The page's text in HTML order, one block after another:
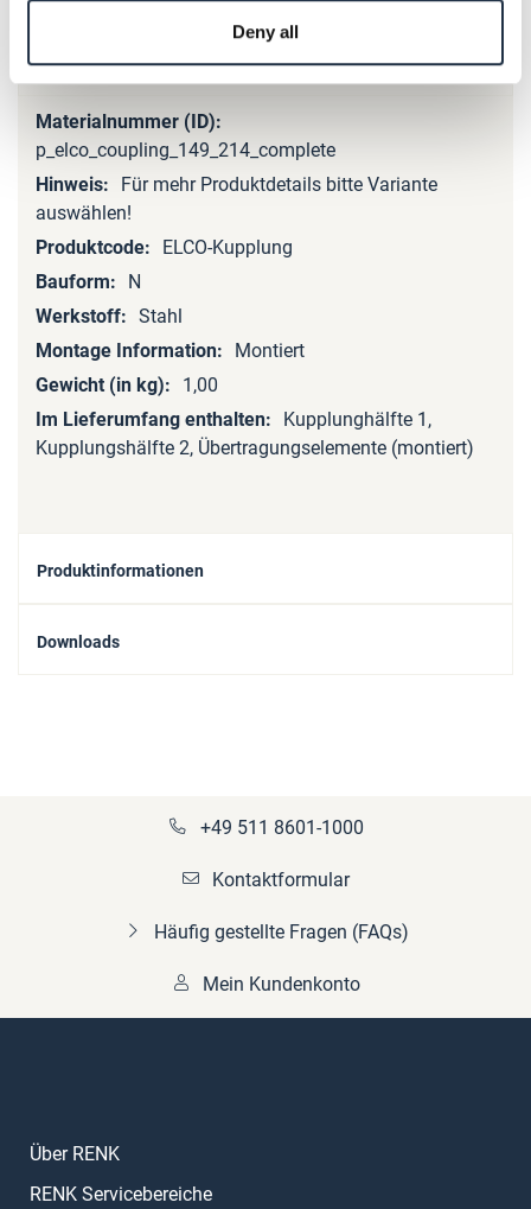
Deny all
Produktdetails
Mehr
Informationen
p_elco_coupling_149_214_complete
Für mehr Produktdetails bitte Variante
auswählen!
ELCO-Kupplung
N
Stahl
Montiert
1,00
Kupplunghälfte 1,
Kupplungshälfte 2, Übertragungselemente (montiert)
Produktinformationen
Downloads
+49 511 8601-1000
Kontaktformular
Häufig gestellte Fragen (FAQs)
Mein Kundenkonto
Über RENK
RENK Servicebereiche